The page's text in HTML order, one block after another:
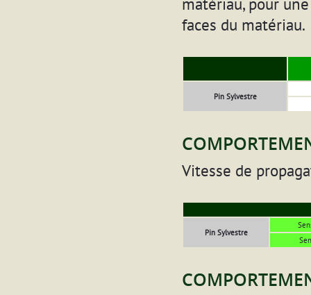
faces du matériau.
Pin Sylvestre
Vitesse de
Pin Sylvestre